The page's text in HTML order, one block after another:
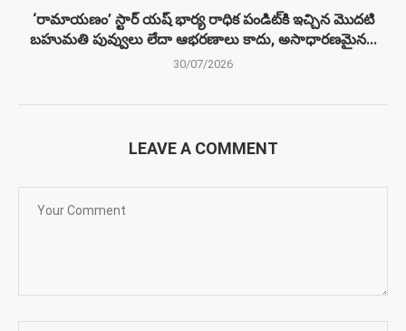
‘రామాయణం’ స్టార్ యష్ భార్య రాధిక పండిట్‌కి ఇచ్చిన మొదటి
బహుమతి పువ్వులు లేదా ఆభరణాలు కాదు, అసాధారణమైన...
30/07/2026
LEAVE A COMMENT